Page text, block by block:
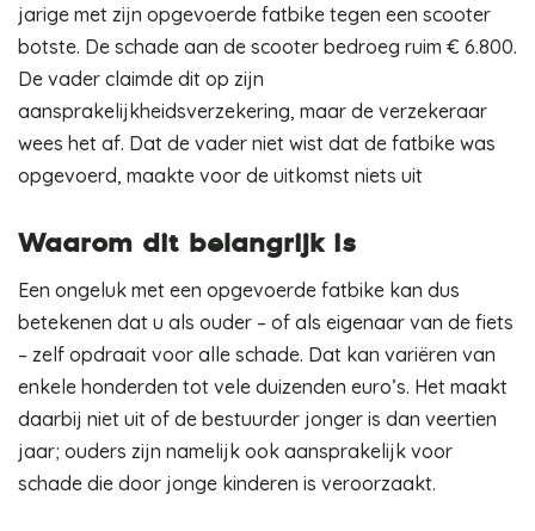
jarige met zijn opgevoerde fatbike tegen een scooter
botste. De schade aan de scooter bedroeg ruim € 6.800.
De vader claimde dit op zijn
aansprakelijkheidsverzekering, maar de verzekeraar
wees het af. Dat de vader niet wist dat de fatbike was
opgevoerd, maakte voor de uitkomst niets uit
Waarom dit belangrijk is
Een ongeluk met een opgevoerde fatbike kan dus
betekenen dat u als ouder – of als eigenaar van de fiets
– zelf opdraait voor alle schade. Dat kan variëren van
enkele honderden tot vele duizenden euro’s. Het maakt
daarbij niet uit of de bestuurder jonger is dan veertien
jaar; ouders zijn namelijk ook aansprakelijk voor
schade die door jonge kinderen is veroorzaakt.